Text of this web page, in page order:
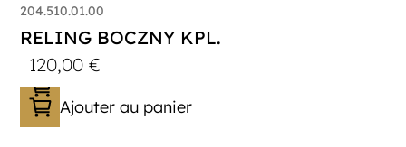
204.510.01.00
RELING BOCZNY KPL.
120,00€
Ajouter au panier